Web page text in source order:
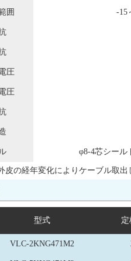
囲 -15
圧
圧
φ8-4芯シール
皮の経年変化によりケーブル取
型式
VLC-2KNG471M2